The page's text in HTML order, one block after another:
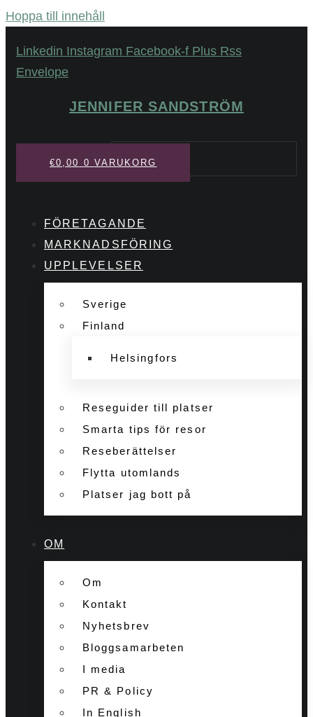
Hoppa till innehåll
Linkedin Instagram Facebook-f Plus Rss
Envelope
JENNIFER SANDSTRÖM
Sök
€0,00 0 VARUKORG
FÖRETAGANDE
MARKNADSFÖRING
UPPLEVELSER
Sverige
Finland
Helsingfors
Reseguider till platser
Smarta tips för resor
Reseberättelser
Flytta utomlands
Platser jag bott på
OM
Om
Kontakt
Nyhetsbrev
Bloggsamarbeten
I media
PR & Policy
In English